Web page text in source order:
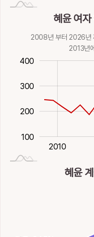
혜윤 여자
2008년 부터 2026년
2013년
100
200
300
400
2027-01-01
20002010
2030
혜윤